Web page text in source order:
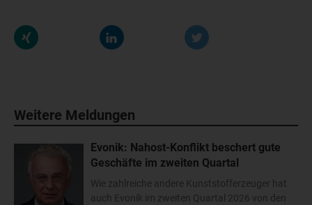
Weitere Meldungen
Evonik: Nahost-Konflikt beschert gute
Geschäfte im zweiten Quartal
Wie zahlreiche andere Kunststofferzeuger hat
auch Evonik im zweiten Quartal 2026 von den